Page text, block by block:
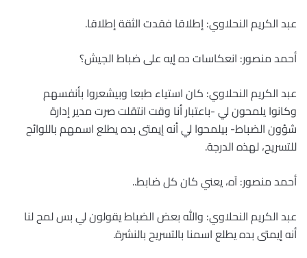
عبد الكريم النحلاوي: إطلاقا فقدت الثقة إطلاقا.
أحمد منصور: انعكاسات ده إيه على ضباط الجيش؟
عبد الكريم النحلاوي: كان استياء طبعا وبيشعروا بأنفسهم
وكانوا يلمحون لي -باعتبار أنا وقت انتقلت صرت مدير إدارة
شؤون الضباط- بيلمحوا لي أنه إيمتى بده يطلع اسمهم باللوائح
للتسريح، لهذه الدرجة.
أحمد منصور: آه، يعني كان كل ضابط..
عبد الكريم النحلاوي: والله بعض الضباط يقولون لي بس لمح لنا
أنه إيمتى بده يطلع اسمنا بالتسريح بالنشرة.